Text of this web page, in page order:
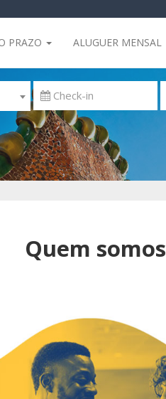
PRAZO ALUGUER MENSAL
Quem somos